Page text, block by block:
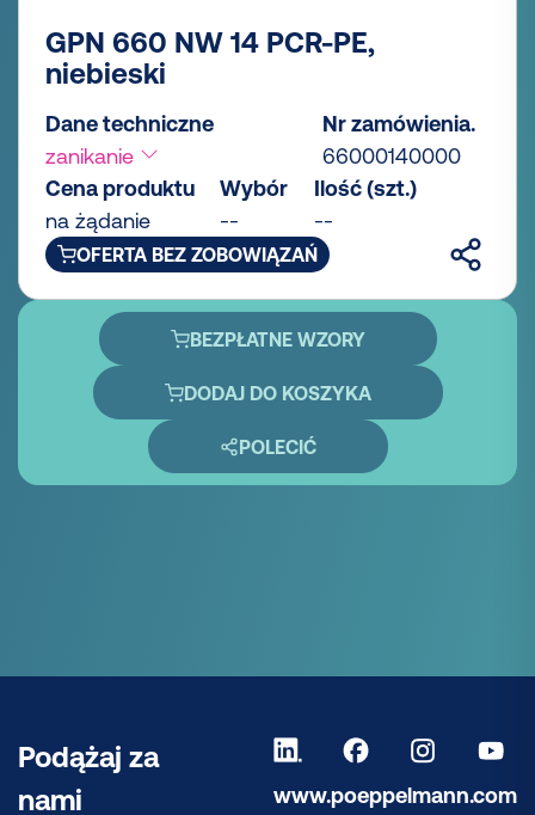
GPN 660 NW 14 PCR-PE,
niebieski
Dane techniczne
zanikanie
Nr zamówienia.
66000140000
Cena produktu
na żądanie
Wybór
--
Ilość (szt.)
--
OFERTA BEZ ZOBOWIĄZAŃ
BEZPŁATNE WZORY
DODAJ DO KOSZYKA
POLECIĆ
Podążaj za
nami
www.poeppelmann.com